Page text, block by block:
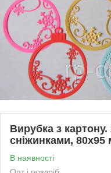
Вирубка з
сніжинками, 80х95
В наявності